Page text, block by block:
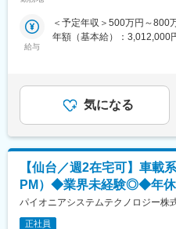
ア形成をサポートします。
└オンプレミスのOracle DB
変換からデータ同期、新環
デックス最適化）
└数億レコード規模のDBで
し、インデックス再設計を
す。
変更の範囲：会社の定める業
数億円の資金調達を経た成
方金融機関向けパートナー
巨大な組織である銀行を動
がより提案しやすくなるよ
■業務詳細
・パートナー契約済み金融
・中小企業への同行訪問に
・銀行員向け勉強会の企画
・代理店のKPI管理と売上向
・銀行員が独立して販売で
給与
＜予定年収＞500万円～800
年額（基本給）：3,012,000
給与補足＞※出張手当：1泊
はあくまでも目安の金額で
あります。月給(月額)は固定
気になる
【仙台／週2在宅可】車載
PM）◆業界未経験◎◆年
パイオニアシステムテクノロジー株
正社員